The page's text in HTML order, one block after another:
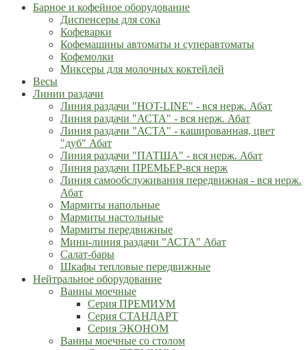
Барное и кофейное оборудование
Диспенсеры для сока
Кофеварки
Кофемашины автоматы и суперавтоматы
Кофемолки
Миксеры для молочных коктейлей
Весы
Линии раздачи
Линия раздачи "HOT-LINE" - вся нерж. Абат
Линия раздачи "АСТА" - вся нерж. Абат
Линия раздачи "АСТА" - кашированная, цвет
"дуб" Абат
Линия раздачи "ПАТША" - вся нерж. Абат
Линия раздачи ПРЕМЬЕР-вся нерж
Линия самообслуживания передвижная - вся нерж.
Абат
Мармиты напольные
Мармиты настольные
Мармиты передвижные
Мини-линия раздачи "АСТА" Абат
Салат-бары
Шкафы тепловые передвижные
Нейтральное оборудование
Ванны моечные
Серия ПРЕМИУМ
Серия СТАНДАРТ
Серия ЭКОНОМ
Ванны моечные со столом